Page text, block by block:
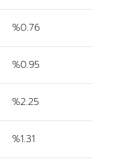
%0.76
%0.95
%2.25
%1.31